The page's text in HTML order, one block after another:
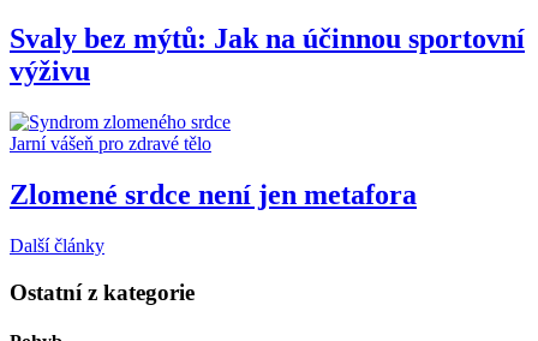
Svaly bez mýtů: Jak na účinnou sportovní
výživu
Jarní vášeň pro zdravé tělo
Zlomené srdce není jen metafora
Další články
Ostatní z kategorie